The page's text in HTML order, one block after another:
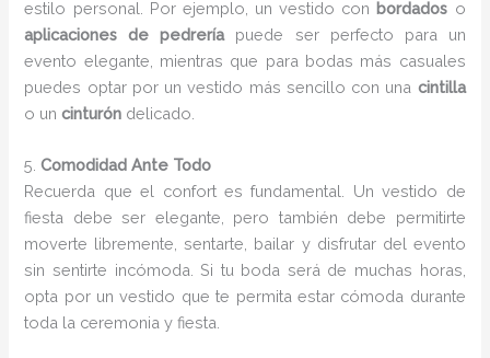
estilo personal. Por ejemplo, un vestido con bordados o
aplicaciones de pedreríapuede ser perfecto para un
evento elegante, mientras que para bodas más casuales
puedes optar por un vestido más sencillo con una cintilla
o uncinturón delicado.
5.Comodidad Ante Todo
Recuerda que el confort es fundamental. Un vestido de
fiesta debe ser elegante, pero también debe permitirte
moverte libremente, sentarte, bailar y disfrutar del evento
sin sentirte incómoda. Si tu boda será de muchas horas,
opta por un vestido que te permita estar cómoda durante
toda la ceremonia y fiesta.